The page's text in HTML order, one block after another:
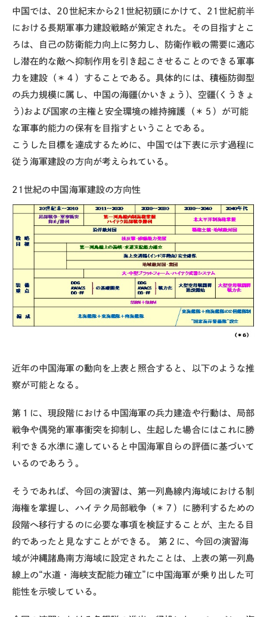
中国では、20世紀末から21世紀初頭にかけて、21世紀前半
における長期軍事力建設戦略が策定された。その目指すとこ
ろは、自己の防衛能力向上に努力し、防衛作戦の需要に適応
し潜在的な敵へ抑制作用を引き起こさせることのできる軍事
力を建設（＊４）することである。具体的には、積極防御型
の兵力規模に属し、中国の海疆(かいきょう)、空疆(くうきょ
う)および国家の主権と安全環境の維持擁護（＊５）が可能
な軍事的能力の保有を目指すということである。
こうした目標を達成するために、中国では下表に示す過程に
従う海軍建設の方向が考えられている。
21世紀の中国海軍建設の方向性
近年の中国海軍の動向を上表と照合すると、以下のような推
察が可能となる。
第１に、現段階における中国海軍の兵力建造や行動は、局部
戦争や偶発的軍事衝突を抑制し、生起した場合にはこれに勝
利できる水準に達していると中国海軍自らの評価に基づいて
いるのであろう。
そうであれば、今回の演習は、第一列島線内海域における制
海権を掌握し、ハイテク局部戦争（＊７）に勝利するための
段階へ移行するのに必要な事項を検証することが、主たる目
的であったと見なすことができる。 第２に、今回の演習海
域が沖縄諸島南方海域に設定されたことは、上表の第一列島
線上の“水道・海峡支配能力確立”に中国海軍が乗り出した可
能性を示唆している。